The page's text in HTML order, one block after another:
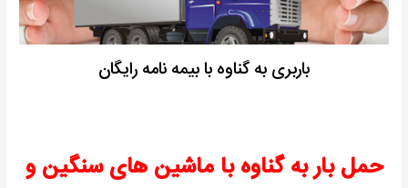
باربری به گناوه با بیمه نامه رایگان
حمل بار به گناوه با ماشین های سنگین و